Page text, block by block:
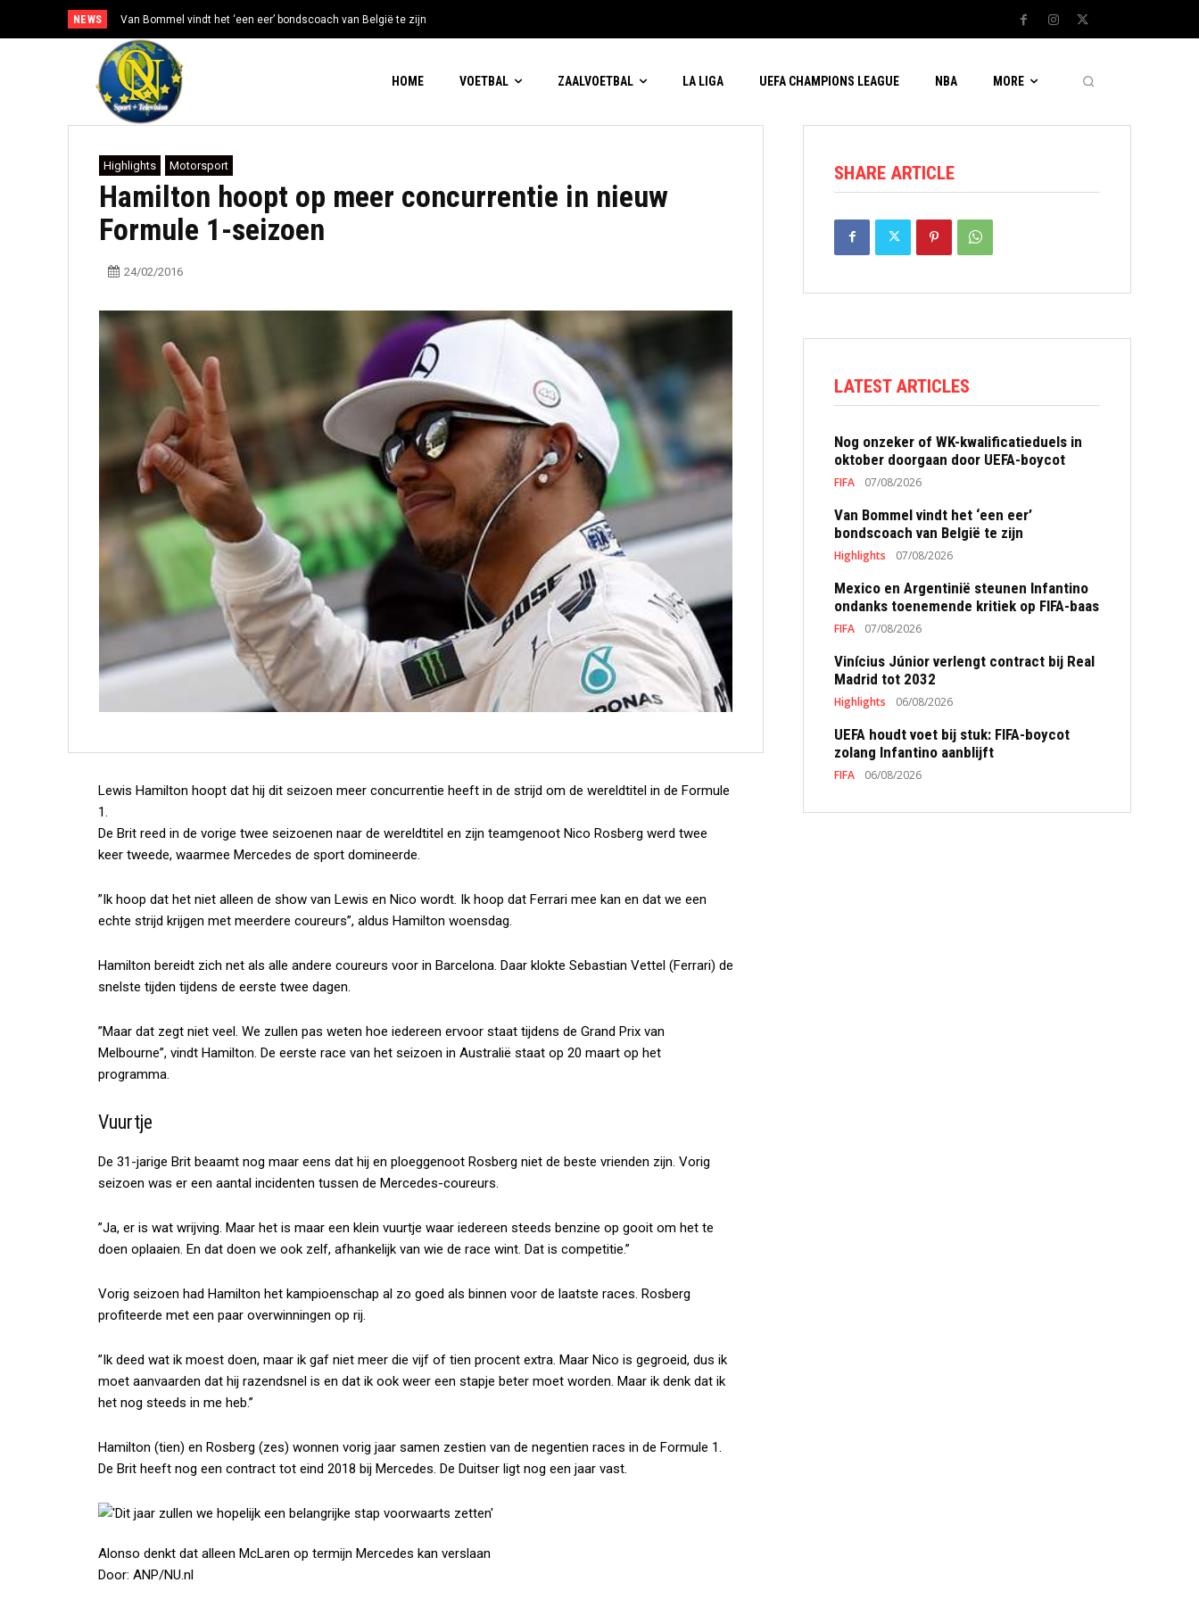
NEWS Van Bommel vindt het ‘een eer’ bondscoach van België te zijn
HOME VOETBAL ZAALVOETBAL LA LIGA UEFA CHAMPIONS LEAGUE NBA MORE
Highlights Motorsport
Hamilton hoopt op meer concurrentie in nieuw
Formule 1-seizoen
24/02/2016
Lewis Hamilton hoopt dat hij dit seizoen meer concurrentie heeft in de strijd om de wereldtitel in de Formule
1.
De Brit reed in de vorige twee seizoenen naar de wereldtitel en zijn teamgenoot Nico Rosberg werd twee
keer tweede, waarmee Mercedes de sport domineerde.
”Ik hoop dat het niet alleen de show van Lewis en Nico wordt. Ik hoop dat Ferrari mee kan en dat we een
echte strijd krijgen met meerdere coureurs”, aldus Hamilton woensdag.
Hamilton bereidt zich net als alle andere coureurs voor in Barcelona. Daar klokte Sebastian Vettel (Ferrari) de
snelste tijden tijdens de eerste twee dagen.
”Maar dat zegt niet veel. We zullen pas weten hoe iedereen ervoor staat tijdens de Grand Prix van
Melbourne”, vindt Hamilton. De eerste race van het seizoen in Australië staat op 20 maart op het
programma.
Vuurtje
De 31-jarige Brit beaamt nog maar eens dat hij en ploeggenoot Rosberg niet de beste vrienden zijn. Vorig
seizoen was er een aantal incidenten tussen de Mercedes-coureurs.
”Ja, er is wat wrijving. Maar het is maar een klein vuurtje waar iedereen steeds benzine op gooit om het te
doen oplaaien. En dat doen we ook zelf, afhankelijk van wie de race wint. Dat is competitie.”
Vorig seizoen had Hamilton het kampioenschap al zo goed als binnen voor de laatste races. Rosberg
profiteerde met een paar overwinningen op rij.
”Ik deed wat ik moest doen, maar ik gaf niet meer die vijf of tien procent extra. Maar Nico is gegroeid, dus ik
moet aanvaarden dat hij razendsnel is en dat ik ook weer een stapje beter moet worden. Maar ik denk dat ik
het nog steeds in me heb.”
Hamilton (tien) en Rosberg (zes) wonnen vorig jaar samen zestien van de negentien races in de Formule 1.
De Brit heeft nog een contract tot eind 2018 bij Mercedes. De Duitser ligt nog een jaar vast.
Alonso denkt dat alleen McLaren op termijn Mercedes kan verslaan
Door: ANP/NU.nl
SHARE ARTICLE
LATEST ARTICLES
Nog onzeker of WK-kwalificatieduels in
oktober doorgaan door UEFA-boycot
FIFA 07/08/2026
Van Bommel vindt het ‘een eer’
bondscoach van België te zijn
Highlights 07/08/2026
Mexico en Argentinië steunen Infantino
ondanks toenemende kritiek op FIFA-baas
FIFA 07/08/2026
Vinícius Júnior verlengt contract bij Real
Madrid tot 2032
Highlights 06/08/2026
UEFA houdt voet bij stuk: FIFA-boycot
zolang Infantino aanblijft
FIFA 06/08/2026